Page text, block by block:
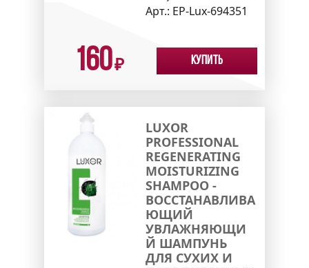
Арт.: EP-Lux-694351
160₽ Купить
LUXOR
PROFESSIONAL
REGENERATING
MOISTURIZING
SHAMPOO -
ВОССТАНАВЛИВА
ЮЩИЙ
УВЛАЖНЯЮЩИ
Й ШАМПУНЬ
ДЛЯ СУХИХ И